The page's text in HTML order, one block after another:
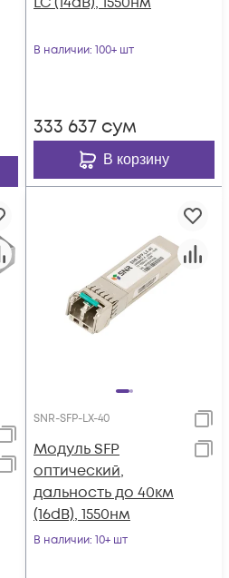
В наличии: 100+ шт
333 637 сум
В корзину
SNR-SFP-LX-40
Модуль SFP
оптический,
дальность до 40км
(16dB), 1550нм
В наличии: 10+ шт